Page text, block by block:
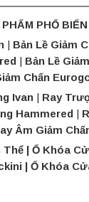
PHỔ BIẾN
Bản Lề Giảm
Bản Lề
Chấn
Ivan
Ray
Hammered
Âm Giảm
| Ổ Khóa
Ổ Khóa